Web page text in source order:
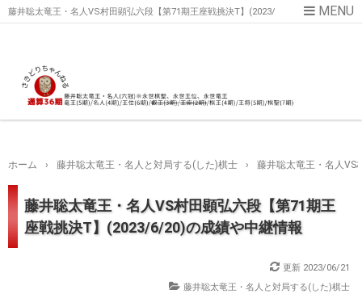
藤井聡太竜王・名人VS村田顕弘六段【第71期王座戦挑決T】(2023/
ホーム › 藤井聡太竜王・名人と対局する(した)棋士 › 藤井聡太竜王・名人
藤井聡太竜王・名人VS村田顕弘六段【第71期王
座戦挑決T】(2023/6/20)の成績や中継情報
更新 2023/06/21
藤井聡太竜王・名人と対局する(した)棋士